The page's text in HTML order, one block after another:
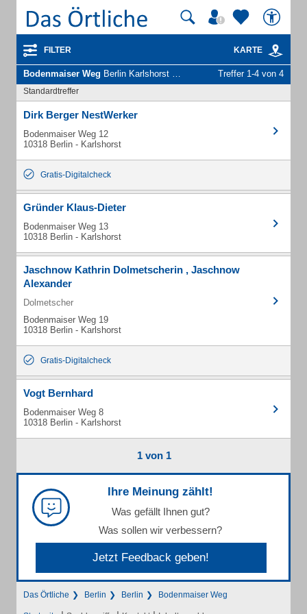
FILTER KARTE
Bodenmaiser Weg Berlin Karlshorst - Unternehmen und Personen Treffer 1-4 von 4
Standardtreffer
Dirk Berger NestWerker
Bodenmaiser Weg 12
10318 Berlin - Karlshorst
Gratis-Digitalcheck
Gründer Klaus-Dieter
Bodenmaiser Weg 13
10318 Berlin - Karlshorst
Jaschnow Kathrin Dolmetscherin , Jaschnow
Alexander
Dolmetscher
Bodenmaiser Weg 19
10318 Berlin - Karlshorst
Gratis-Digitalcheck
Vogt Bernhard
Bodenmaiser Weg 8
10318 Berlin - Karlshorst
1 von 1
Ihre Meinung zählt!
Was gefällt Ihnen gut?
Was sollen wir verbessern?
Jetzt Feedback geben!
Das Örtliche Berlin Berlin Bodenmaiser Weg